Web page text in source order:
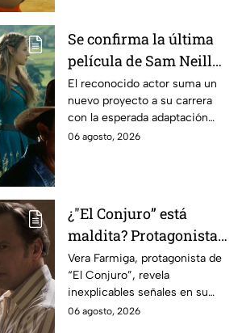
Se confirma la última
película de Sam Neill
antes de morir: esto es
lo que se sabe hasta
ahora
El reconocido actor suma un
nuevo proyecto a su carrera
con la esperada adaptación
cinematográfica del popular
06 agosto, 2026
¿"El Conjuro” está
maldita? Protagonista
revela INQUIETANTES
señales en su cuerpo
durante la grabación de
la película
Vera Farmiga, protagonista de
“El Conjuro”, revela
inexplicables señales en su
cuerpo durante el rodaje de la
06 agosto, 2026